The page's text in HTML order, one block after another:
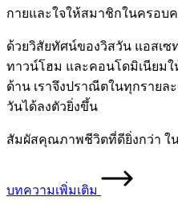
กายและใจให้สมาชิกในครอบ
ด้วยวิสัยทัศน์ของวิสวัน แอสเซ
ทาวน์โฮม และคอนโดมิเนียมใ
ด้าน เราจึงปราณีตในทุกรายล
วันได้ลงตัวยิ่งขึ้น
สัมผัสคุณภาพชีวิตที่ดียิ่งกว่า ใ
บทความเพิ่มเติม